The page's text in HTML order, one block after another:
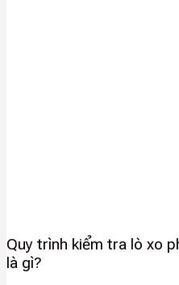
Quy trình kiểm tra lò xo
là gì?